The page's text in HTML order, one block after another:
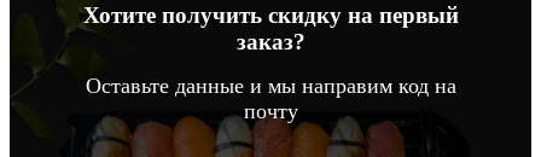
Хотите получить скидку на первый
заказ?
Оставьте данные и мы направим код на
почту